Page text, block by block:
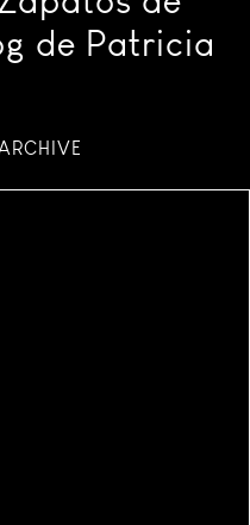
de Patricia